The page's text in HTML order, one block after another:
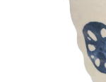
キーワード